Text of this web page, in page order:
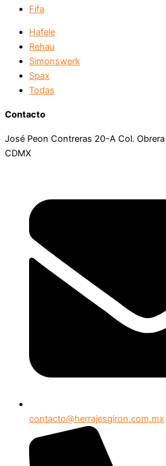
Fifa
Hafele
Rehau
Simonswerk
Spax
Todas
Contacto
José Peon Contreras 20-A Col.
CDMX
contacto@herrajesgiron.com.mx